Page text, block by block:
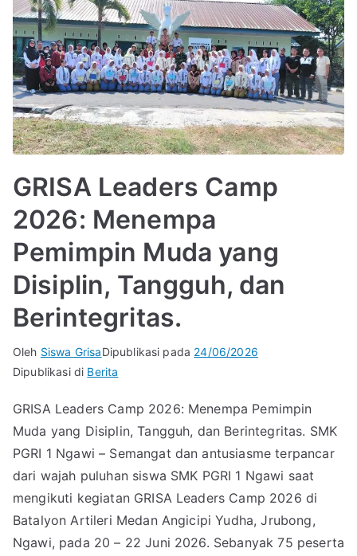
GRISA Leaders Camp
2026: Menempa
Pemimpin Muda yang
Disiplin, Tangguh, dan
Berintegritas.
Oleh Siswa GrisaDipublikasi pada 24/06/2026
Dipublikasi di Berita
GRISA Leaders Camp 2026: Menempa Pemimpin
Muda yang Disiplin, Tangguh, dan Berintegritas. SMK
PGRI 1 Ngawi – Semangat dan antusiasme terpancar
dari wajah puluhan siswa SMK PGRI 1 Ngawi saat
mengikuti kegiatan GRISA Leaders Camp 2026 di
Batalyon Artileri Medan Angicipi Yudha, Jrubong,
Ngawi, pada 20 – 22 Juni 2026. Sebanyak 75 peserta